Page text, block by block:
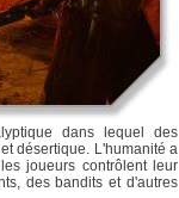
dans lequel des
désertique. L'humanité a
joueurs contrôlent leur
des bandits et d'autres